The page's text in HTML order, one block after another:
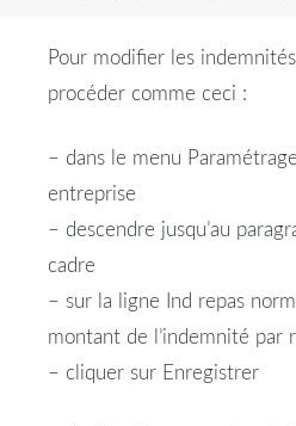
Pour modifier les
procéder comme ceci :
– dans le menu
entreprise
– descendre jusqu’au
cadre
– sur la ligne Ind repas
montant de l’indemnité par
– cliquer sur Enregistrer